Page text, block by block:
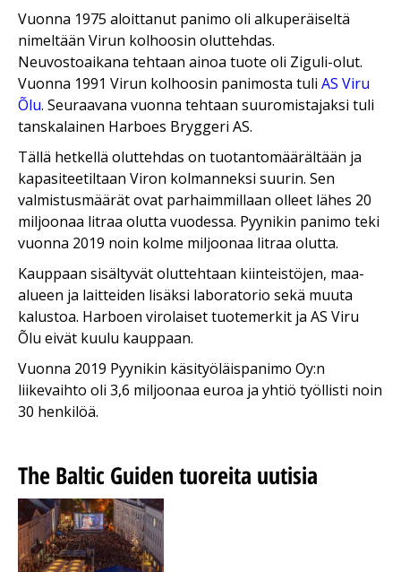
Vuonna 1975 aloittanut panimo oli alkuperäiseltä
nimeltään Virun kolhoosin oluttehdas.
Neuvostoaikana tehtaan ainoa tuote oli Ziguli-olut.
Vuonna 1991 Virun kolhoosin panimosta tuli AS Viru
Õlu. Seuraavana vuonna tehtaan suuromistajaksi tuli
tanskalainen Harboes Bryggeri AS.
Tällä hetkellä oluttehdas on tuotantomäärältään ja
kapasiteetiltaan Viron kolmanneksi suurin. Sen
valmistusmäärät ovat parhaimmillaan olleet lähes 20
miljoonaa litraa olutta vuodessa. Pyynikin panimo teki
vuonna 2019 noin kolme miljoonaa litraa olutta.
Kauppaan sisältyvät oluttehtaan kiinteistöjen, maa-
alueen ja laitteiden lisäksi laboratorio sekä muuta
kalustoa. Harboen virolaiset tuotemerkit ja AS Viru
Õlu eivät kuulu kauppaan.
Vuonna 2019 Pyynikin käsityöläispanimo Oy:n
liikevaihto oli 3,6 miljoonaa euroa ja yhtiö työllisti noin
30 henkilöä.
The Baltic Guiden tuoreita uutisia